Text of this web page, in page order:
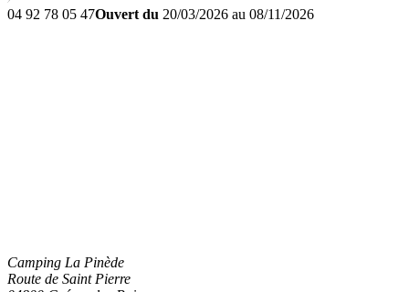
04 92 78 05 47Ouvert du 20/03/2026 au 08/11/2026
Camping La Pinède
Route de Saint Pierre